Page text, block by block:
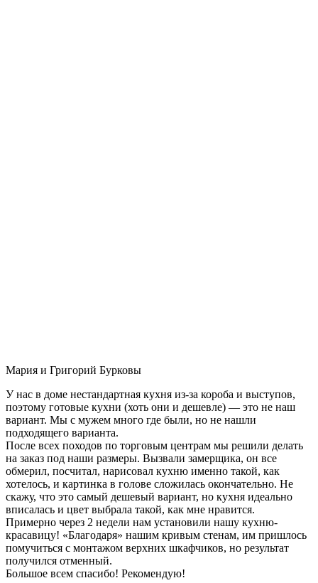
Мария и Григорий Бурковы
У нас в доме нестандартная кухня из-за короба и выступов,
поэтому готовые кухни (хоть они и дешевле) — это не наш
вариант. Мы с мужем много где были, но не нашли
подходящего варианта.
После всех походов по торговым центрам мы решили делать
на заказ под наши размеры. Вызвали замерщика, он все
обмерил, посчитал, нарисовал кухню именно такой, как
хотелось, и картинка в голове сложилась окончательно. Не
скажу, что это самый дешевый вариант, но кухня идеально
вписалась и цвет выбрала такой, как мне нравится.
Примерно через 2 недели нам установили нашу кухню-
красавицу! «Благодаря» нашим кривым стенам, им пришлось
помучиться с монтажом верхних шкафчиков, но результат
получился отменный.
Большое всем спасибо! Рекомендую!